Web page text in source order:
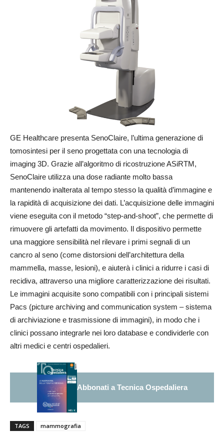
GE Healthcare presenta SenoClaire, l’ultima generazione di
tomosintesi per il seno progettata con una tecnologia di
imaging 3D. Grazie all’algoritmo di ricostruzione ASiRTM,
SenoClaire utilizza una dose radiante molto bassa
mantenendo inalterata al tempo stesso la qualità d’immagine e
la rapidità di acquisizione dei dati. L’acquisizione delle immagini
viene eseguita con il metodo “step-and-shoot”, che permette di
rimuovere gli artefatti da movimento. Il dispositivo permette
una maggiore sensibilità nel rilevare i primi segnali di un
cancro al seno (come distorsioni dell’architettura della
mammella, masse, lesioni), e aiuterà i clinici a ridurre i casi di
recidiva, attraverso una migliore caratterizzazione dei risultati.
Le immagini acquisite sono compatibili con i principali sistemi
Pacs (picture archiving and communication system – sistema
di archiviazione e trasmissione di immagini), in modo che i
clinici possano integrarle nei loro database e condividerle con
altri medici e centri ospedalieri.
Abbonati a Tecnica Ospedaliera
TAGS mammografia